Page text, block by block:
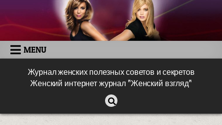
MENU
Журнал женских полезных советов и секретов
Женский интернет журнал "Женский взгляд"